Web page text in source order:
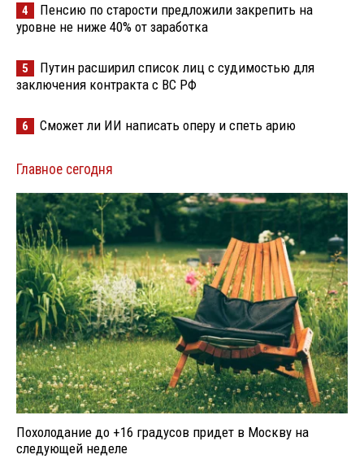
4
Пенсию по старости предложили закрепить на
уровне не ниже 40% от заработка
5
Путин расширил список лиц с судимостью для
заключения контракта с ВС РФ
6 Сможет ли ИИ написать оперу и спеть арию
Главное сегодня
Похолодание до +16 градусов придет в Москву на
следующей неделе